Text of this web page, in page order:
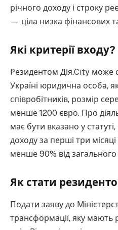
річного доходу і строку
— ціла низка фінансових
Які критерії входу?
Резидентом Дія.City може
Україні юридична особа,
співробітників, розмір
менше 1200 євро. Про
має бути вказано у
доходу за перші три
менше 90% від загального
Як стати
Подати заяву до
трансформації, яку мають